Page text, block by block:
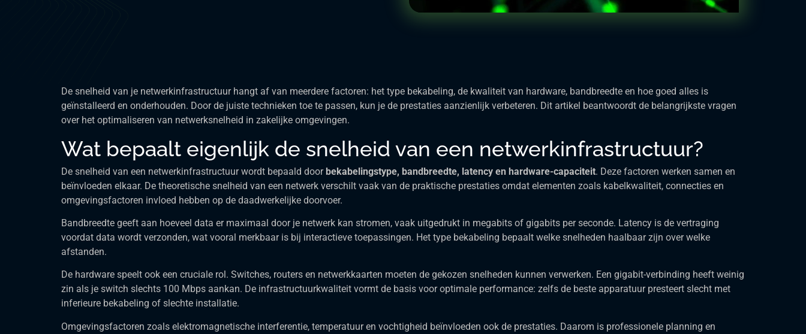
De snelheid van je netwerkinfrastructuur hangt af van meerdere factoren: het type bekabeling, de kwaliteit van hardware, bandbreedte en hoe goed alles is
geïnstalleerd en onderhouden. Door de juiste technieken toe te passen, kun je de prestaties aanzienlijk verbeteren. Dit artikel beantwoordt de belangrijkste vragen
over het optimaliseren van netwerksnelheid in zakelijke omgevingen.
Wat bepaalt eigenlijk de snelheid van een netwerkinfrastructuur?
De snelheid van een netwerkinfrastructuur wordt bepaald doorbekabelingstype, bandbreedte, latency en hardware-capaciteit. Deze factoren werken samen en
beïnvloeden elkaar. De theoretische snelheid van een netwerk verschilt vaak van de praktische prestaties omdat elementen zoals kabelkwaliteit, connecties en
omgevingsfactoren invloed hebben op de daadwerkelijke doorvoer.
Bandbreedte geeft aan hoeveel data er maximaal door je netwerk kan stromen, vaak uitgedrukt in megabits of gigabits per seconde. Latency is de vertraging
voordat data wordt verzonden, wat vooral merkbaar is bij interactieve toepassingen. Het type bekabeling bepaalt welke snelheden haalbaar zijn over welke
afstanden.
De hardware speelt ook een cruciale rol. Switches, routers en netwerkkaarten moeten de gekozen snelheden kunnen verwerken. Een gigabit-verbinding heeft weinig
zin als je switch slechts 100 Mbps aankan. De infrastructuurkwaliteit vormt de basis voor optimale performance: zelfs de beste apparatuur presteert slecht met
inferieure bekabeling of slechte installatie.
Omgevingsfactoren zoals elektromagnetische interferentie, temperatuur en vochtigheid beïnvloeden ook de prestaties. Daarom is professionele planning en